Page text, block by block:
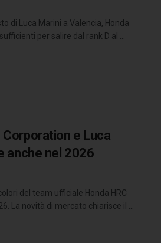
di Luca Marini a Valencia, Honda
per salire dal rank D al ...
Corporation e Luca
anche nel 2026
del team ufficiale Honda HRC
La novità di mercato chiarisce il ...